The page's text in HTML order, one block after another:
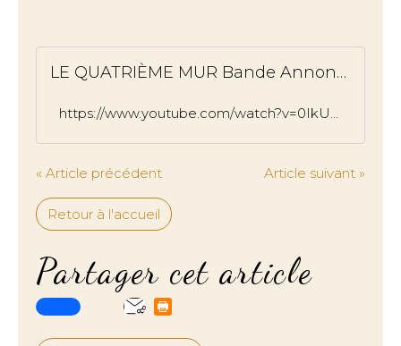
LE QUATRIÈME MUR Bande Annonce (2025) Laurent Lafitte
https://www.youtube.com/watch?v=0IkUMW6dz90
« Article précédent Article suivant »
Retour à l'accueil
Partager cet article